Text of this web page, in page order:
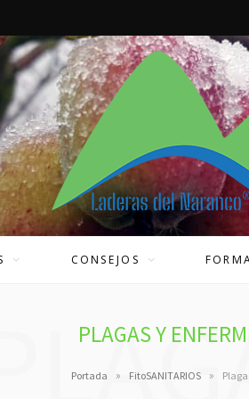
CONSEJOS
PLAGAS Y
Portada » FitoSANITARIOS »